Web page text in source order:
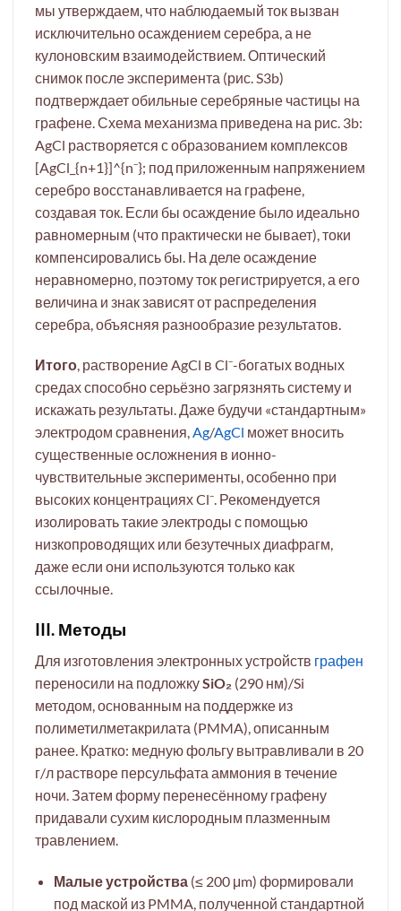
мы утверждаем, что наблюдаемый ток вызван
исключительно осаждением серебра, а не
кулоновским взаимодействием. Оптический
снимок после эксперимента (рис. S3b)
подтверждает обильные серебряные частицы на
графене. Схема механизма приведена на рис. 3b:
AgCl растворяется с образованием комплексов
[AgCl_{n+1}]^{n⁻}; под приложенным напряжением
серебро восстанавливается на графене,
создавая ток. Если бы осаждение было идеально
равномерным (что практически не бывает), токи
компенсировались бы. На деле осаждение
неравномерно, поэтому ток регистрируется, а его
величина и знак зависят от распределения
серебра, объясняя разнообразие результатов.
Итого, растворение AgCl в Cl⁻-богатых водных
средах способно серьёзно загрязнять систему и
искажать результаты. Даже будучи «стандартным»
электродом сравнения,Ag/AgCl может вносить
существенные осложнения в ионно-
чувствительные эксперименты, особенно при
высоких концентрациях Cl⁻. Рекомендуется
изолировать такие электроды с помощью
низкопроводящих или безутечных диафрагм,
даже если они используются только как
ссылочные.
III. Методы
Для изготовления электронных устройств графен
переносили на подложкуSiO₂ (290 нм)/Si
методом, основанным на поддержке из
полиметилметакрилата (PMMA), описанным
ранее. Кратко: медную фольгу вытравливали в 20
г/л растворе персульфата аммония в течение
ночи. Затем форму перенесённому графену
придавали сухим кислородным плазменным
травлением.
Малые устройства (≤ 200 μm) формировали
под маской из PMMA, полученной стандартной